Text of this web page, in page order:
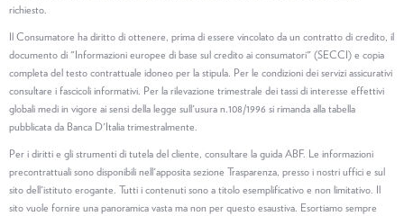
richiesto.
Il Consumatore ha diritto di ottenere, prima di essere vincolato da un contratto di credito, il
documento di "Informazioni europee di base sul credito ai consumatori" (SECCI) e copia
completa del testo contrattuale idoneo per la stipula. Per le condizioni dei servizi assicurativi
consultare i fascicoli informativi. Per la rilevazione trimestrale dei tassi di interesse effettivi
globali medi in vigore ai sensi della legge sull'usura n.108/1996 si rimanda alla tabella
pubblicata da Banca D'Italia trimestralmente.
Per i diritti e gli strumenti di tutela del cliente, consultare la guida ABF. Le informazioni
precontrattuali sono disponibili nell'apposita sezione Trasparenza, presso i nostri uffici e sul
sito dell'istituto erogante. Tutti i contenuti sono a titolo esemplificativo e non limitativo. Il
sito vuole fornire una panoramica vasta ma non per questo esaustiva. Esortiamo sempre